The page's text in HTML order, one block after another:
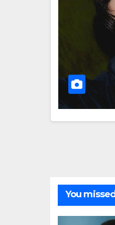
You missed